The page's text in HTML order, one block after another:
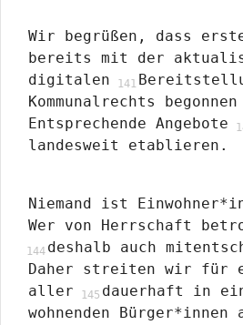
Wir begrüßen, dass erste
bereits mit der
digitalen
Kommunalrechts
Entsprechende Angebote
landesweit etablieren.
Niemand ist
Wer von Herrschaft
deshalb auch
Daher streiten wir für
aller
dauerhaft in
wohnenden Bürger*innen